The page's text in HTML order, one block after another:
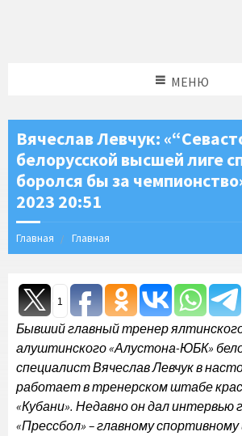
МЕНЮ
Вячеслав Левчук:
белорусской высшей лиге
боролся бы за
2023 20:51
Главная Главная
1
Бывший главный тренер
алуштинского «Алустона-ЮБК»
специалист Вячеслав Левчук в
работает в тренерском штабе
«Кубани». Недавно он дал интервью
«Прессбол» – главному